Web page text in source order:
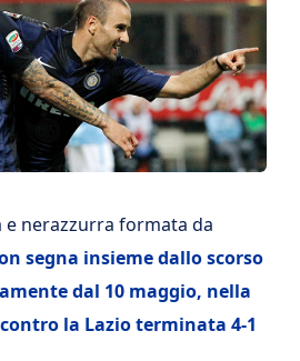
e nerazzurra formata da
segna insieme dallo scorso
dal 10 maggio, nella
la Lazio terminata 4-1